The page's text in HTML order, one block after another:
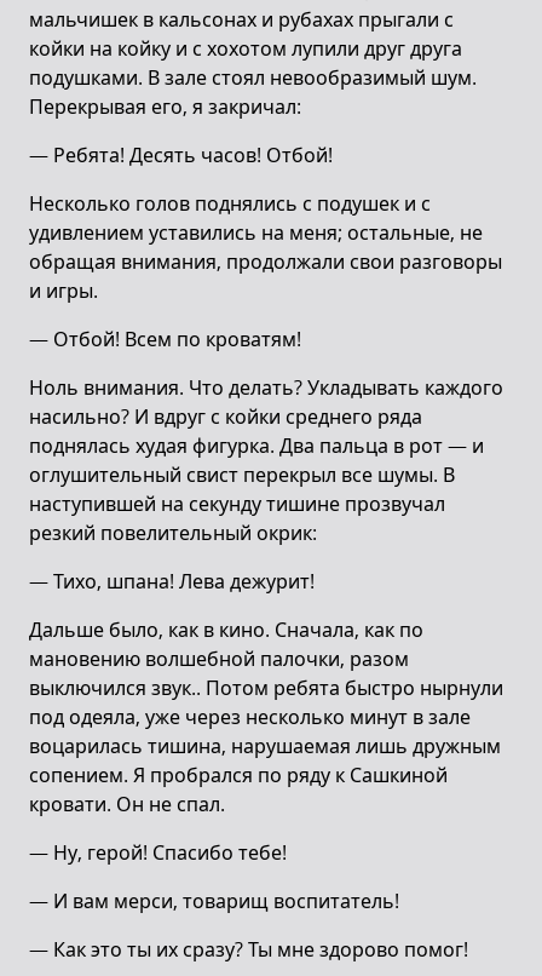
мальчишек в кальсонах и рубахах прыгали с
койки на койку и с хохотом лупили друг друга
подушками. В зале стоял невообразимый шум.
Перекрывая его, я закричал:
— Ребята! Десять часов! Отбой!
Несколько голов поднялись с подушек и с
удивлением уставились на меня; остальные, не
обращая внимания, продолжали свои разговоры
и игры.
— Отбой! Всем по кроватям!
Ноль внимания. Что делать? Укладывать каждого
насильно? И вдруг с койки среднего ряда
поднялась худая фигурка. Два пальца в рот — и
оглушительный свист перекрыл все шумы. В
наступившей на секунду тишине прозвучал
резкий повелительный окрик:
— Тихо, шпана! Лева дежурит!
Дальше было, как в кино. Сначала, как по
мановению волшебной палочки, разом
выключился звук.. Потом ребята быстро нырнули
под одеяла, уже через несколько минут в зале
воцарилась тишина, нарушаемая лишь дружным
сопением. Я пробрался по ряду к Сашкиной
кровати. Он не спал.
— Ну, герой! Спасибо тебе!
— И вам мерси, товарищ воспитатель!
— Как это ты их сразу? Ты мне здорово помог!